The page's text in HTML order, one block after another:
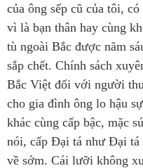
của ông sếp cũ của tôi,
vì là bạn thân hay cùng
tù ngoài Bắc được năm
sắp chết. Chính sách
Bắc Việt đối với người
cho gia đình ông lo hậu
khác cùng cấp bậc, mặc
nói, cấp Đại tá như Đại tá
về sớm. Cái lưỡi không